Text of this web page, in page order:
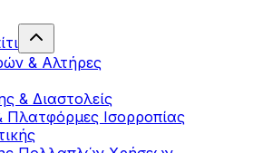
& Αλτήρες
& Διαστολείς
Ισορροπίας